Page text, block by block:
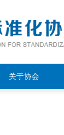
关于协会